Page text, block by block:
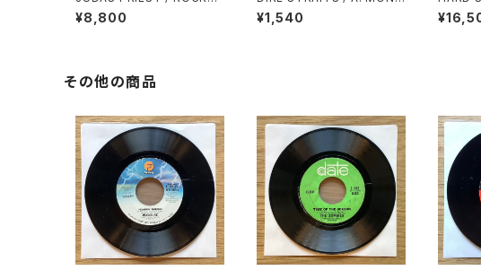
ROLLA
¥8,800
Y FOR NOTHING / B: LOV
E OVER GOLD (LIVE)
¥1,540
ROOF
その他の商品